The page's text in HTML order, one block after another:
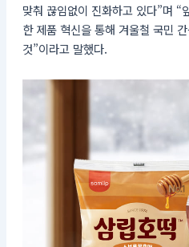
맞춰 끊임없이 진화하고 있다”며 “
한 제품 혁신을 통해 겨울철 국민
것”이라고 말했다.